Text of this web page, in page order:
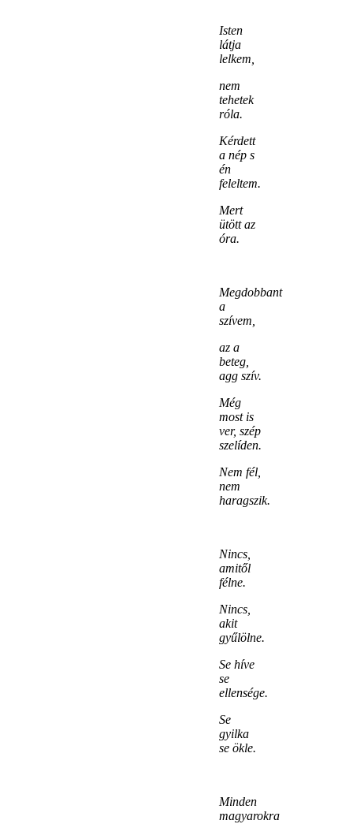
Isten
látja
lelkem,
nem
tehetek
róla.
Kérdett
a nép s
én
feleltem.
Mert
ütött az
óra.
Megdobbant
a
szívem,
az a
beteg,
agg szív.
Még
most is
ver, szép
szelíden.
Nem fél,
nem
haragszik.
Nincs,
amitől
félne.
Nincs,
akit
gyűlölne.
Se híve
se
ellensége.
Se
gyilka
se ökle.
Minden
magyarokra